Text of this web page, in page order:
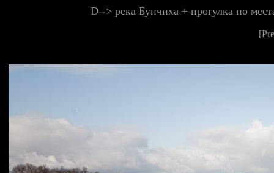
D--> река Бунчиха + прогулка по